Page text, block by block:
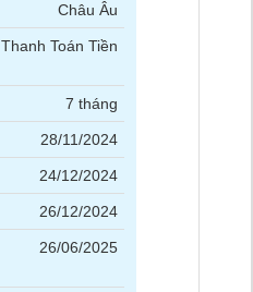
Châu Âu
Thanh Toán Tiền
7 tháng
28/11/2024
24/12/2024
26/12/2024
26/06/2025